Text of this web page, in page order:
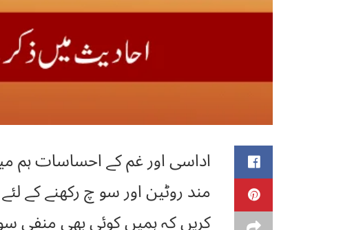
اداسی اور غم کے احساسات ہم
کریں کہ ہمیں کوئی بھی منفی